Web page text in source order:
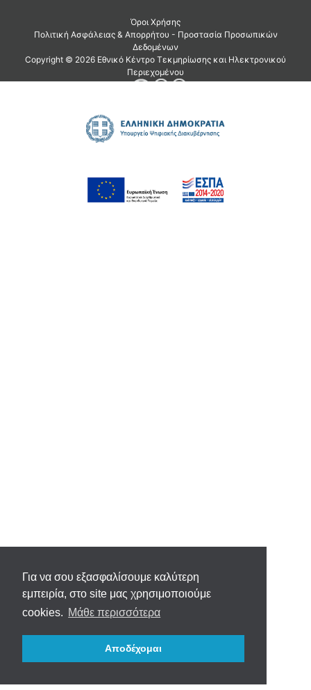
Για να σου εξασφαλίσουμε καλύτερη
εμπειρία, στο site μας χρησιμοποιούμε
cookies. Μάθε περισσότερα
Αποδέχομαι